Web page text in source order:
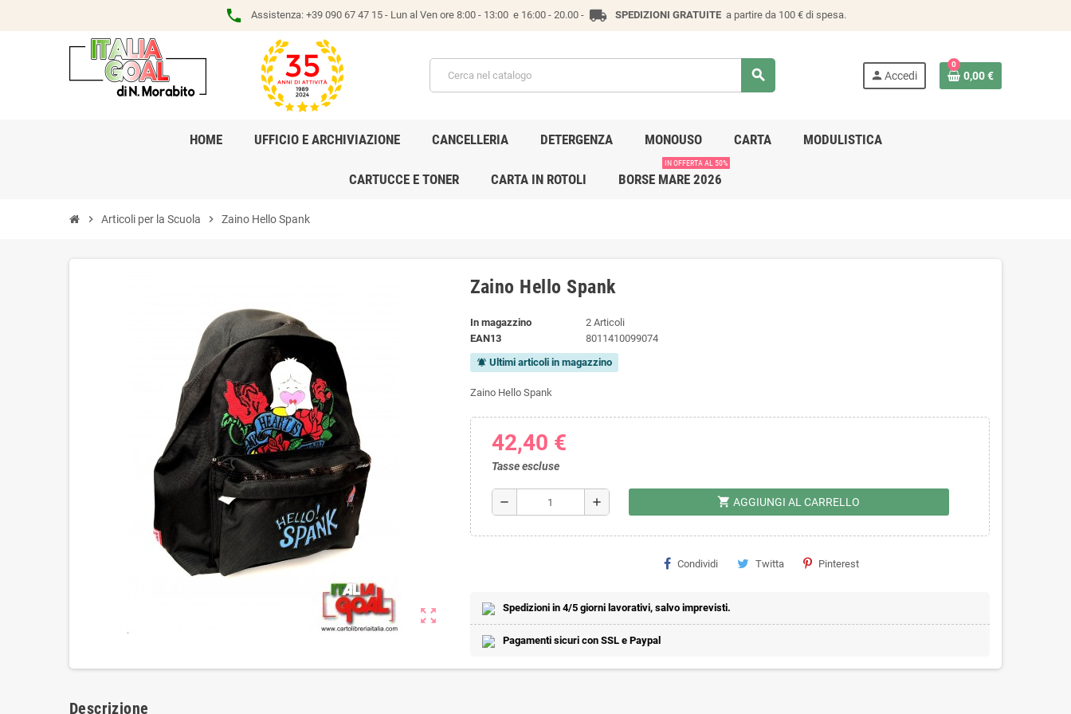
phone Assistenza: +39 090 67 47 15 - Lun al Ven ore 8:00 - 13:00 e 16:00 - 20.00 - local_shipping SPEDIZIONI GRATUITE a partire da 100 € di spesa.
search person Accedi
0
0,00 €
HOME UFFICIO E ARCHIVIAZIONE CANCELLERIA DETERGENZA MONOUSO CARTA MODULISTICA
CARTUCCE E TONER CARTA IN ROTOLI BORSE MARE 2026
IN OFFERTA AL 50%
chevron_right Articoli per la Scuola chevron_right Zaino Hello Spank
zoom_out_map
Zaino Hello Spank
In magazzino
2 Articoli
EAN13
8011410099074
notifications_active Ultimi articoli in magazzino
Zaino Hello Spank
42,40 €
Tasse escluse
remove add shopping_cart AGGIUNGI AL CARRELLO
Condividi Twitta Pinterest
Spedizioni in 4/5 giorni lavorativi, salvo imprevisti.
Pagamenti sicuri con SSL e Paypal
Descrizione